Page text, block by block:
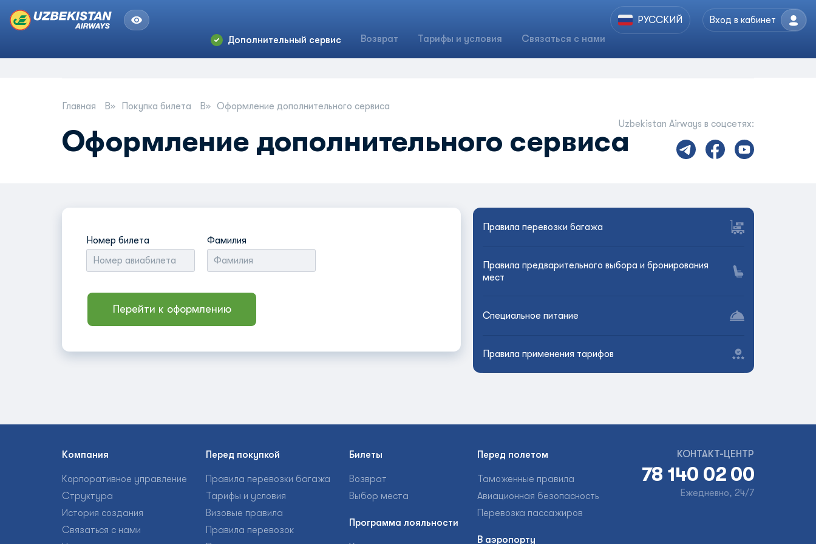
РУССКИЙ
Вход в кабинет
Дополнительный сервис
Возврат Тарифы и условия Связаться с нами
Главная Покупка билета Оформление дополнительного сервиса
Оформление дополнительного сервиса
Uzbekistan Airways в соцсетях:
Номер билета Фамилия
Перейти к оформлению
Правила перевозки багажа
Правила предварительного выбора и бронирования
мест
Специальное питание
Правила применения тарифов
Компания
Корпоративное управление
Структура
История создания
Связаться с нами
Перед покупкой
Правила перевозки багажа
Тарифы и условия
Визовые правила
Правила перевозок
Билеты
Возврат
Выбор места
Программа лояльности
Перед полетом
Таможенные правила
Авиационная безопасность
Перевозка пассажиров
В аэропорту
КОНТАКТ-ЦЕНТР
78 140 02 00
Ежедневно, 24/7